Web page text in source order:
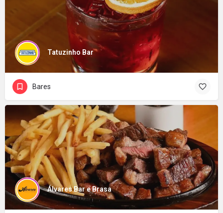
Tatuzinho Bar
Bares
Álvares Bar e Brasa